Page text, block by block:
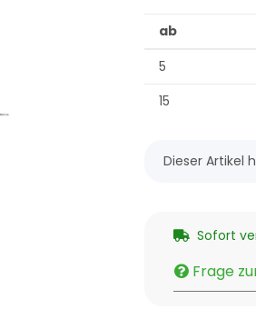
ab
5
15
x
Dieser Artikel
Sofort
Frage